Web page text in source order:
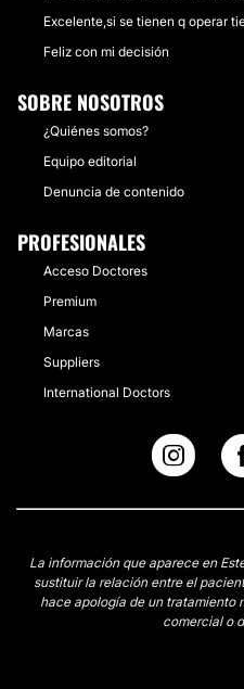
Excelente,si se tienen q operar
Feliz con mi decisión
SOBRE NOSOTROS
¿Quiénes somos?
Equipo editorial
Denuncia de contenido
PROFESIONALES
Acceso Doctores
Premium
Marcas
Suppliers
International Doctors
La información que aparece en
sustituir la relación entre el
hace apología de un tratamiento
comercial o